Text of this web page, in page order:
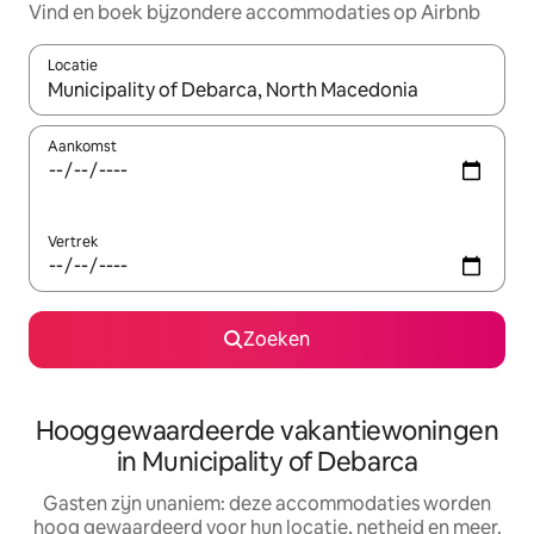
Vind en boek bijzondere accommodaties op Airbnb
Locatie
Wanneer er resultaten beschikbaar zijn, maak je een keuze
Aankomst
Vertrek
Zoeken
Hooggewaardeerde vakantiewoningen
in Municipality of Debarca
Gasten zijn unaniem: deze accommodaties worden
hoog gewaardeerd voor hun locatie, netheid en meer.